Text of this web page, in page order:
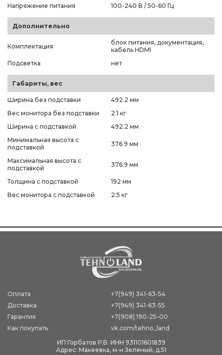
Напряжение питания 100-240 В / 50-60 Гц
Дополнительно
Комплектация
блок питания, документация,
кабель HDMI
Подсветка
нет
Габариты, вес
Ширина без подставки
492.2 мм
Вес монитора без подставки
2.1 кг
Ширина с подставкой
492.2 мм
Минимальная высота с
подставкой
376.9 мм
Максимальная высота с
подставкой
376.9 мм
Толщина с подставкой
192 мм
Вес монитора с подставкой
2.5 кг
Оплата
Доставка
Гарантия
Как покупать
+7(949) 341-63-54
+7(949) 341-63-55
+7(908) 190-25-00
vk.com/tehno_land
ИП Горбатов Р.В. ИНН 931101601839
Адрес: Макеевка, м-н Зеленый, д.51